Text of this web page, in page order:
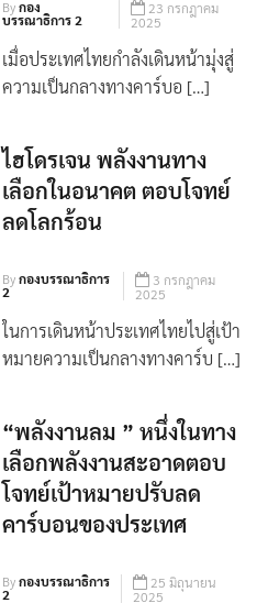
Byกอง
บรรณาธิการ 2
23 กรกฎาคม
2025
ไฮโดรเจน พลังงานทาง
เลือกในอนาคต ตอบโจทย์
ลดโลกร้อน
Byกองบรรณาธิการ
2
3 กรกฎาคม
2025
“พลังงานลม ” หนึ่งในทาง
เลือกพลังงานสะอาดตอบ
โจทย์เป้าหมายปรับลด
คาร์บอนของประเทศ